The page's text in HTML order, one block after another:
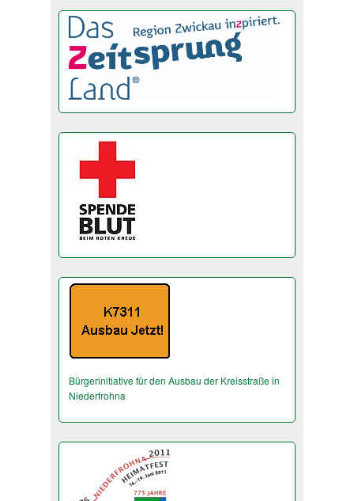
Bürgerinitiative für den Ausbau der Kreisstraße in
Niederfrohna